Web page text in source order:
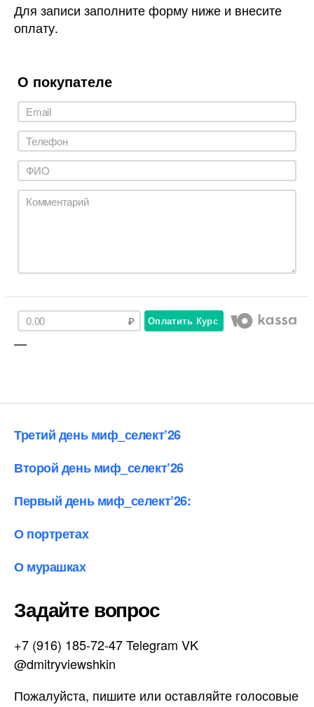
Для записи заполните форму ниже и внесите
оплату.
О покупателе
Оплатить Курс
—
Третий день миф_селект’26
Второй день миф_селект’26
Первый день миф_селект’26:
О портретах
О мурашках
Задайте вопрос
+7 (916) 185-72-47 Telegram VK
@dmitryviewshkin
Пожалуйста, пишите или оставляйте голосовые